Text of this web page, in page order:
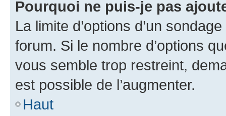
Pourquoi ne puis-je pas
La limite d’options d’un
forum. Si le nombre d’options
vous semble trop restreint,
est possible de l’augmenter.
Haut